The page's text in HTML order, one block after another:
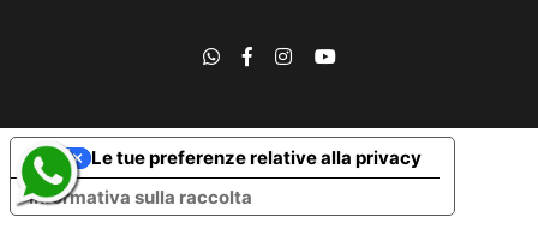
Informativa sulla raccolta
Le tue preferenze relative alla privacy